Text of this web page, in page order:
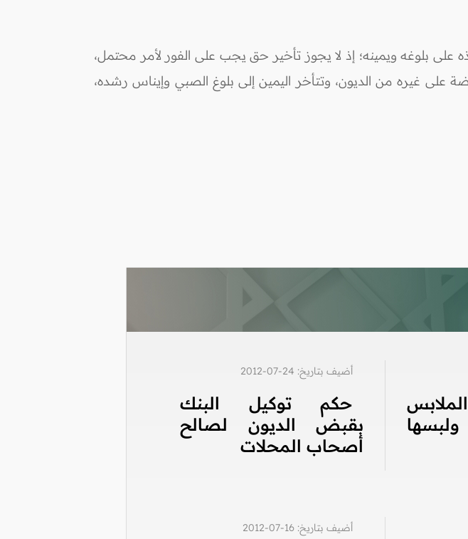
بلوغه ويمينه؛ إذ لا يجوز تأخير حق يجب على الفور لأمر محتمل،
غيره من الديون، وتتأخر اليمين إلى بلوغ الصبي وإيناس رشده،
أضيف بتاريخ: 24-07-2012
حكم توكيل البنك
بقبض الديون لصالح
أصحاب المحلات
أضيف بتاريخ: 16-07-2012